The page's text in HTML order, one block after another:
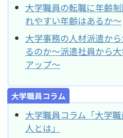
大学職員の転職に年齢
れやすい年齢はあるか～
大学事務の人材派遣か
るのか～派遣社員から
アップ～
大学職員コラム
大学職員コラム「大学
人とは」